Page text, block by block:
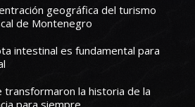
geográfica del turismo
de Montenegro
intestinal es fundamental para
transformaron la historia de la
para siempre